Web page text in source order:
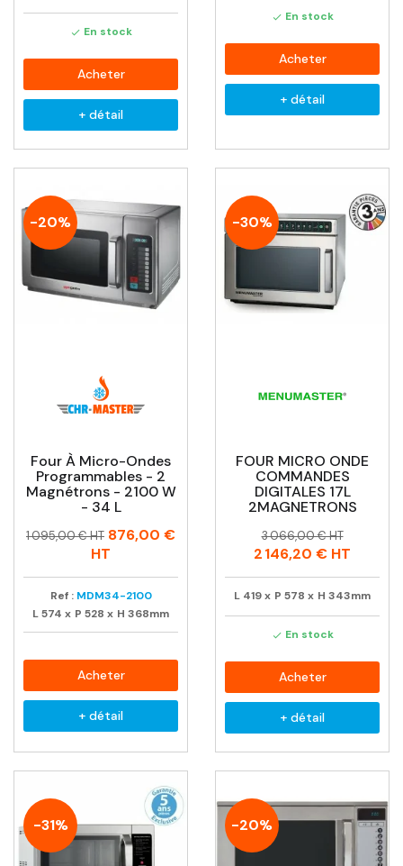
 En stock
Acheter
+ détail
 En stock
Acheter
+ détail
-20%
Four À Micro-Ondes
Programmables - 2
Magnétrons - 2100 W
- 34 L
Prix
Prix
1 095,00 € HT 876,00 €
HT
Ref : MDM34-2100
L574 x P 528 x H 368mm
Acheter
+ détail
-30%
FOUR MICRO ONDE
COMMANDES
DIGITALES 17L
2MAGNETRONS
Prix
Prix
habituel
3 066,00 € HT
2 146,20 € HT
L 419x P 578 x H 343mm
 En stock
Acheter
+ détail
-31% -20%